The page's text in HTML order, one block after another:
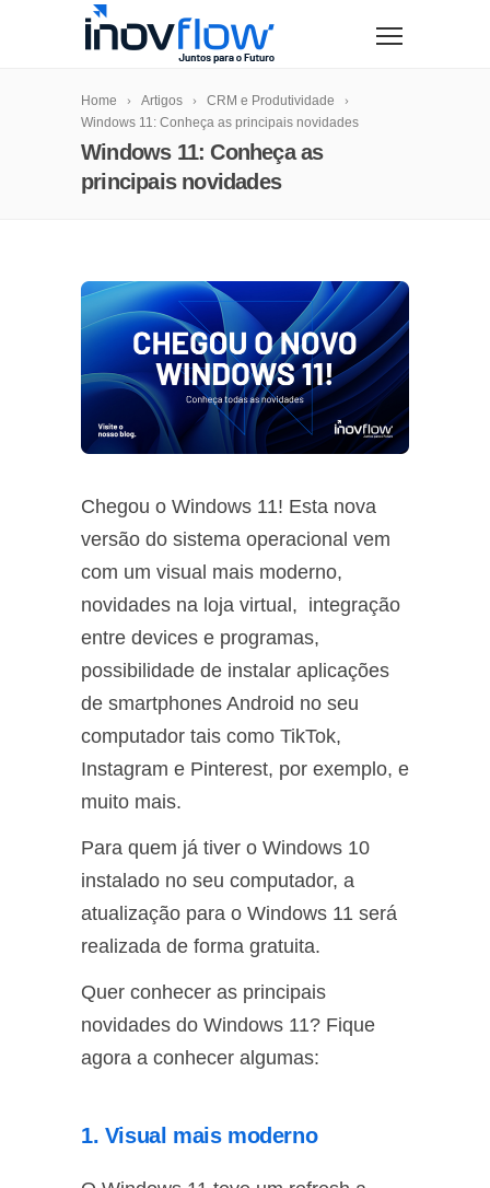
Home Artigos
CRM e Produtividade
Windows 11: Conheça as principais novidades
Windows 11: Conheça as
principais novidades
Chegou o Windows 11! Esta nova
versão do sistema operacional vem
com um visual mais moderno,
novidades na loja virtual, integração
entre devices e programas,
possibilidade de instalar aplicações
de smartphones Android no seu
computador tais como TikTok,
Instagram e Pinterest, por exemplo, e
muito mais.
Para quem já tiver o Windows 10
instalado no seu computador, a
atualização para o Windows 11 será
realizada de forma gratuita.
Quer conhecer as principais
novidades do Windows 11? Fique
agora a conhecer algumas:
1. Visual mais moderno